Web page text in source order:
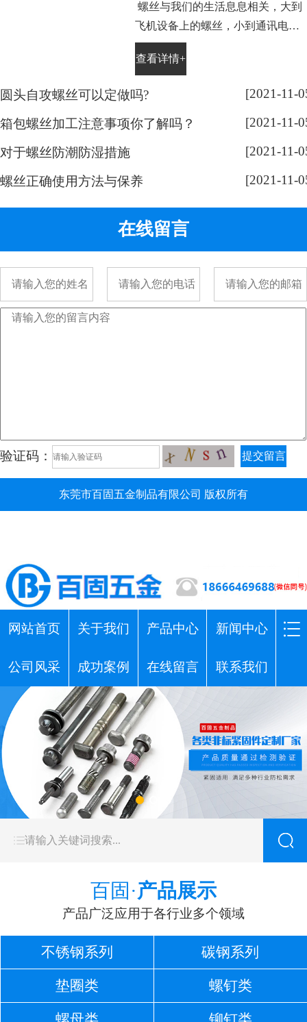
螺丝与我们的生活息息相关，大到
飞机设备上的螺丝，小到通讯电子
设备手表上的小螺丝。不知道大家
平时有没有留意，手表螺丝大部分
奇，跟随小编脚步来带大家了解一
下： 手表螺丝属于精密螺丝，之所
工方式决定的。手表精密螺丝，是
采用车加工出来的，头部...
查看详情+
圆头自攻螺丝可以定做吗? [2021-11-
箱包螺丝加工注意事项你了解吗？ [2021-11-
对于螺丝防潮防湿措施 [2021-11-
螺丝正确使用方法与保养 [2021-11-
在线留言
验证码： 提交留言
东莞市百固五金制品有限公司 版权所有
网站首页 关于我们 产品中心 新闻中心
公司风采 成功案例 在线留言 联系我们
百固·产品展示
产品广泛应用于各行业多个领域
不锈钢系列 碳钢系列
垫圈类 螺钉类